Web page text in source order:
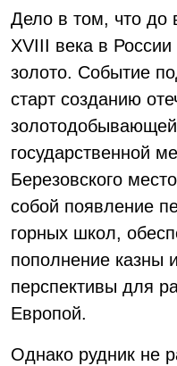
Дело в том, что до
XVIII века в
золото. Событие
старт созданию
государственной
Березовского
собой появление
горных школ,
пополнение казны
перспективы для
Европой.
Однако рудник не